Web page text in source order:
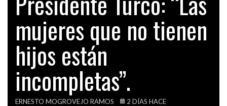
VIDEOS
PATINADAS…
EVERGREEN
PRESIDENTE TURCO: “LAS MUJERES QUE NO
TIENEN…
ACTUALIDAD
VLADIMIRO MONTESINOS HABRÍA TENIDO UN
CELULAR EN…
mujeres que no tienen
hijos están
incompletas”.
ERNESTO MOGROVEJO RAMOS 2 DÍAS HACE